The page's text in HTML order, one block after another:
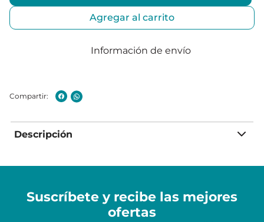
Agregar al carrito
Información de envío
Descripción
Suscríbete y recibe las mejores
ofertas